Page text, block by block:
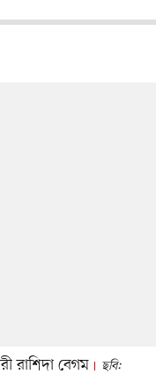
রাশিদা বেগম
ছবি: